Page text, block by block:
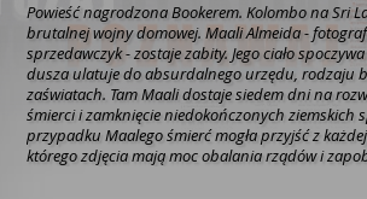
Powieść nagrodzona Bookerem. Kolombo na Sri
brutalnej wojny domowej. Maali Almeida -
sprzedawczyk - zostaje zabity. Jego ciało
dusza ulatuje do absurdalnego urzędu, rodzaju
zaświatach. Tam Maali dostaje siedem dni na
śmierci i zamknięcie niedokończonych ziemskich
przypadku Maalego śmierć mogła przyjść z
którego zdjęcia mają moc obalania rządów i